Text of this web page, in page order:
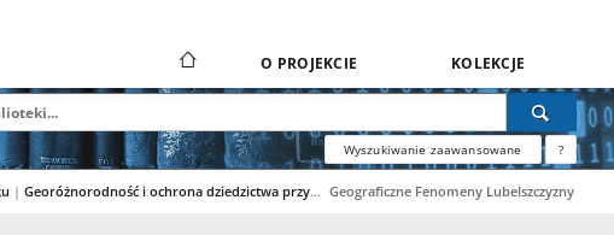
O PROJEKCIE KOLEKCJE
Wyszukiwanie zaawansowane ?
| Georóżnorodność i ochrona dziedzictwa przyrodniczego |
Geograficzne Fenomeny Lubelszczyzny